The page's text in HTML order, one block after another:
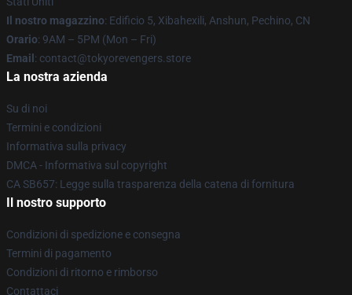
Il nostro magazzino: Edificio 5, Xibahexili, Anshun, Pechino, CN
Orario: 9AM – 5PM (Mon – Fri)
Email : contact@tokyorevengers.store
La nostra azienda
Su di noi
Termini e condizioni
Informativa sulla privacy
DMCA - Informativa sul copyright
CA SB657: Legge sulla trasparenza della catena di fornitura
Il nostro supporto
Condizioni di spedizione e consegna
Termini di pagamento
Condizioni di ritorno e rimborso
Contattaci